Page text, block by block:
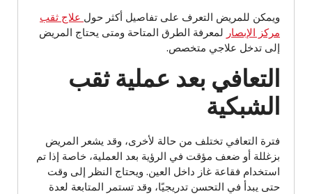
ويمكن للمريض التعرف على تفاصيل أكثر حول علاج ثقب
مركز الإبصار لمعرفة الطرق المتاحة ومتى يحتاج المريض
إلى تدخل علاجي متخصص.
التعافي بعد عملية ثقب
الشبكية
فترة التعافي تختلف من حالة لأخرى، وقد يشعر المريض
بزغللة أو ضعف مؤقت في الرؤية بعد العملية، خاصة إذا تم
استخدام فقاعة غاز داخل العين. ويحتاج النظر إلى وقت
حتى يبدأ في التحسن تدريجيًا، وقد تستمر المتابعة لعدة